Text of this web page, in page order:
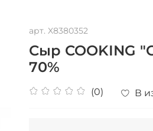
арт. X8380352
Сыр COOKING
70%
(0) В